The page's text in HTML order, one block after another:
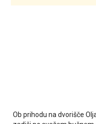
Ob prihodu na dvorišče